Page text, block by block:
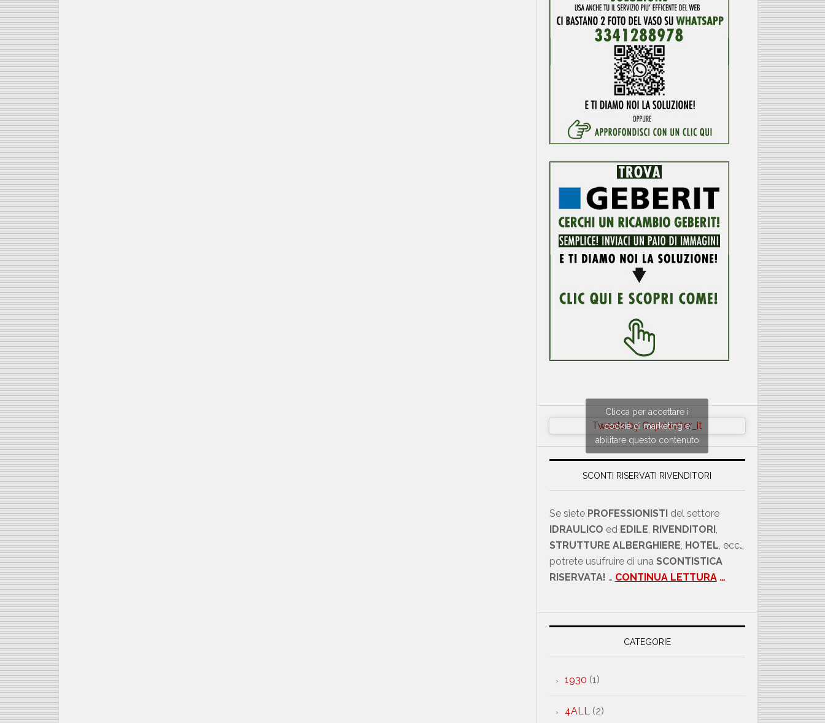
Tweets by Copriwater_it
Clicca per accettare i
cookie di marketing e
abilitare questo contenuto
SCONTI RISERVATI RIVENDITORI
Se siete PROFESSIONISTIdel settore
IDRAULICO ed EDILE, RIVENDITORI,
STRUTTURE ALBERGHIERE, HOTEL, ecc…
potrete usufruire di una SCONTISTICA
RISERVATA! … CONTINUA LETTURA…
CATEGORIE
1930 (1)
4ALL(2)
×